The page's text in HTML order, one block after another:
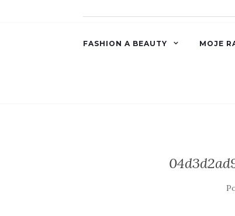
FASHION A BEAUTY MOJE